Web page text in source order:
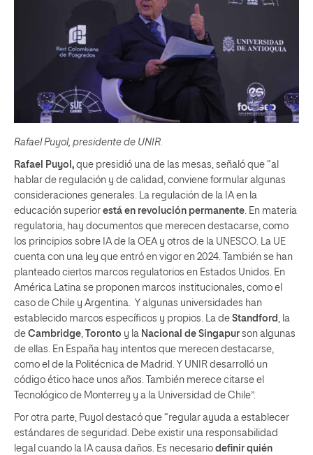
Rafael Puyol, presidente de UNIR.
Rafael Puyol, que presidió una de las mesas, señaló que “al
hablar de regulación y de calidad, conviene formular algunas
consideraciones generales. La regulación de la IA en la
educación superior está en revolución permanente. En materia
regulatoria, hay documentos que merecen destacarse, como
los principios sobre IA de la OEA y otros de la UNESCO. La UE
cuenta con una ley que entró en vigor en 2024. También se han
planteado ciertos marcos regulatorios en Estados Unidos. En
América Latina se proponen marcos institucionales, como el
caso de Chile y Argentina. Y algunas universidades han
establecido marcos específicos y propios. La de Standford, la
de Cambridge, Toronto y la Nacional de Singapur son algunas
de ellas. En España hay intentos que merecen destacarse,
como el de la Politécnica de Madrid. Y UNIR desarrolló un
código ético hace unos años. También merece citarse el
Tecnológico de Monterrey y a la Universidad de Chile”.
Por otra parte, Puyol destacó que “regular ayuda a establecer
estándares de seguridad. Debe existir una responsabilidad
legal cuando la IA causa daños. Es necesario definir quién